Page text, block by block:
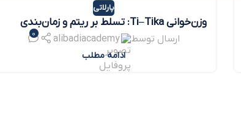
پارلاتی
وزن‌خوانی Ti–Tika: تسلط بر ریتم و زمان‌بندی
موسیقیارسال توسط alibadiacademy
0
ادامه مطلب